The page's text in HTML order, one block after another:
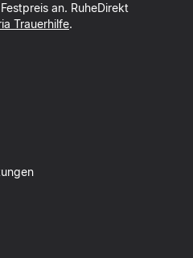
an. RuheDirekt
Trauerhilfe.